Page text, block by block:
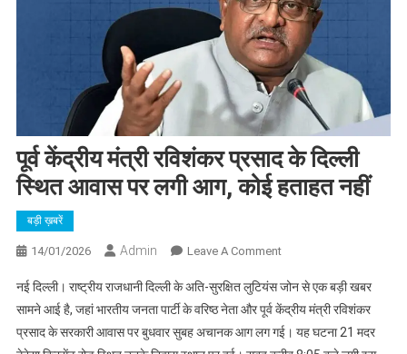
पूर्व केंद्रीय मंत्री रविशंकर प्रसाद के दिल्ली
स्थित आवास पर लगी आग, कोई हताहत नहीं
बड़ी ख़बरें
14/01/2026 Admin Leave A CommentOn
केंद्रीय
मंत्री
रविशंकर
नई दिल्ली। राष्ट्रीय राजधानी दिल्ली के अति-सुरक्षित लुटियंस जोन से एक बड़ी खबर
सामने आई है, जहां भारतीय जनता पार्टी के वरिष्ठ नेता और पूर्व केंद्रीय मंत्री रविशंकर
प्रसाद के सरकारी आवास पर बुधवार सुबह अचानक आग लग गई। यह घटना 21 मदर